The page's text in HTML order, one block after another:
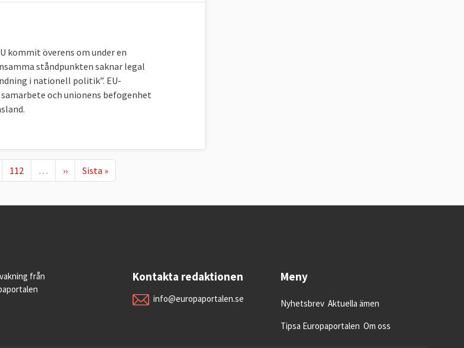
kommit överens om under en
ståndpunkten saknar legal
i nationell politik”. EU-
och unionens befogenhet
Page
112 … Nästa sida
›› Sista sidan
Sista »
från
Kontakta redaktionen
info@europaportalen.se
Meny
Nyhetsbrev Aktuella ämen
Tipsa Europaportalen Om oss